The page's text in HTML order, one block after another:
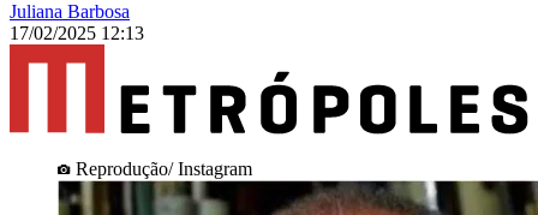
Juliana Barbosa
17/02/2025 12:13
Reprodução/ Instagram